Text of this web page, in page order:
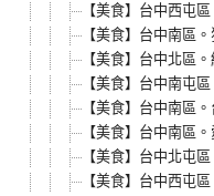
【美食】台中西屯
【美食】台中南區
【美食】台中北區
【美食】台中南屯
【美食】台中南區
【美食】台中南區
【美食】台中北屯
【美食】台中西屯